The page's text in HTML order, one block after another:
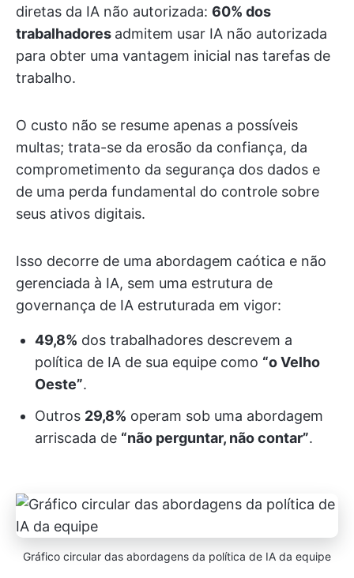
diretas da IA não autorizada: 60% dos
trabalhadores admitem usar IA não autorizada
para obter uma vantagem inicial nas tarefas de
trabalho.
O custo não se resume apenas a possíveis
multas; trata-se da erosão da confiança, da
comprometimento da segurança dos dados e
de uma perda fundamental do controle sobre
seus ativos digitais.
Isso decorre de uma abordagem caótica e não
gerenciada à IA, sem uma estrutura de
governança de IA estruturada em vigor:
49,8% dos trabalhadores descrevem a
política de IA de sua equipe como “o Velho
Oeste”.
Outros 29,8% operam sob uma abordagem
arriscada de “não perguntar, não contar”.
Gráfico circular das abordagens da política de IA da equipe